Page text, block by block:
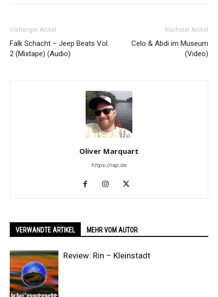
Vorheriger Artikel
Falk Schacht – Jeep Beats Vol.
2 (Mixtape) (Audio)
Nächster Artikel
Celo & Abdi im Museum
(Video)
Oliver Marquart
https://rap.de
VERWANDTE ARTIKEL MEHR VOM AUTOR
Review: Rin – Kleinstadt